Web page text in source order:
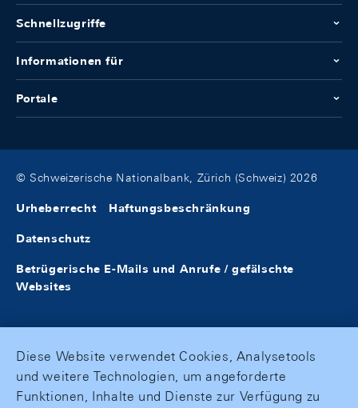
Schnellzugriffe
Informationen für
Portale
© Schweizerische Nationalbank, Zürich (Schweiz) 2026
Urheberrecht Haftungsbeschränkung
Datenschutz
Betrügerische E-Mails und Anrufe / gefälschte
Websites
Diese Website verwendet Cookies, Analysetools
und weitere Technologien, um angeforderte
Funktionen, Inhalte und Dienste zur Verfügung zu